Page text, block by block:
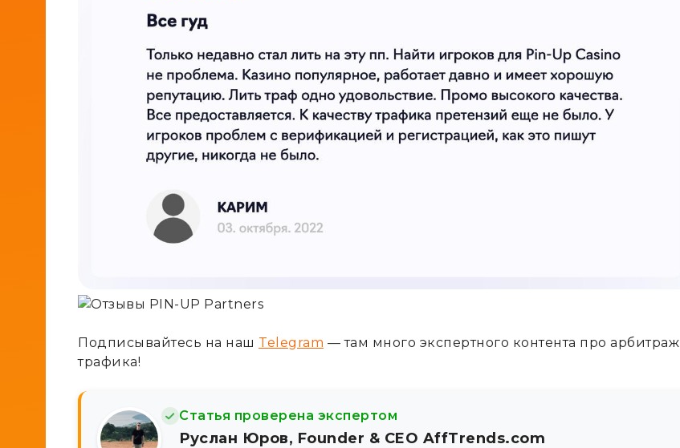
Подписывайтесь на наш Telegram — там много экспертного контента про арбитраж
трафика!
Статья проверена экспертом
Руслан Юров, Founder & CEO AffTrends.com